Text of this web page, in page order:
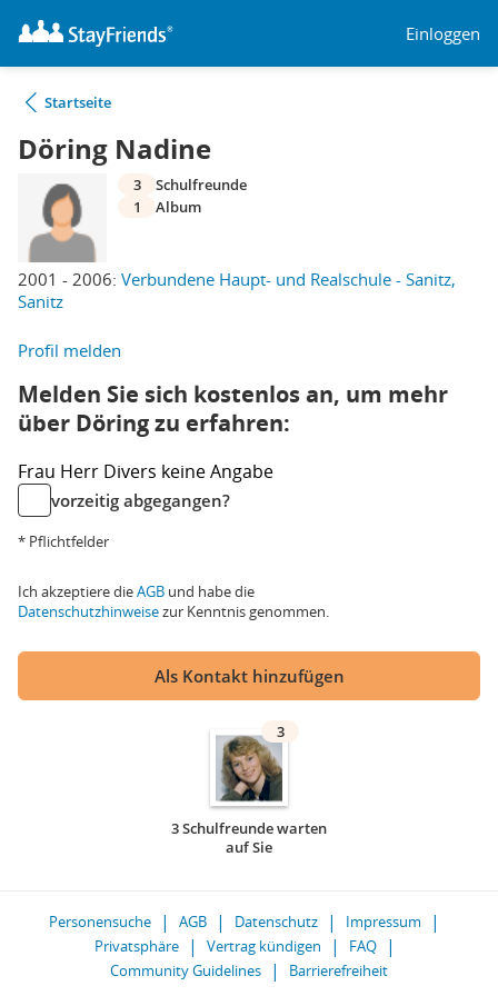
Einloggen
Startseite
Döring Nadine
2001 - 2006: Verbundene Haupt- und Realschule - Sanitz,
Sanitz
3
Schulfreunde
1
Album
Profil melden
Melden Sie sich kostenlos an, um mehr
über Döring zu erfahren:
Frau Herr Divers keine Angabe
vorzeitig abgegangen?
* Pflichtfelder
Ich akzeptiere dieAGB und habe die
Datenschutzhinweisezur Kenntnis genommen.
Als Kontakt hinzufügen
3
3 Schulfreunde warten
auf Sie
Personensuche AGB Datenschutz
Impressum
Privatsphäre
Vertrag kündigen
FAQ
Community Guidelines
Barrierefreiheit